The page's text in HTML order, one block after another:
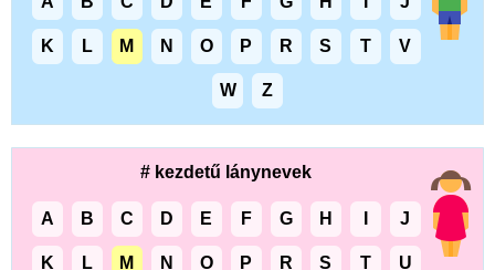
K L M N O P R S T V
W Z
# kezdetű lánynevek
A B C D E F G H J
K L M N O P R S T U